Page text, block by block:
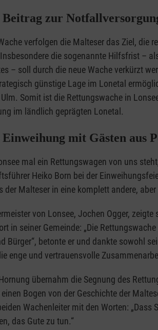
zur
verfolgen die Malteser das Ziel, die
die sogenannte Hilfsfrist –
– soll durch die neue Wache verkürzt
günstige Lage im Lonetal
Somit ist die Rettungswache in
im ländlich geprägten Lonetal.
mit Gästen aus
mal ein Rettungswagen von uns
Heiko Born bei der
der Malteser in eine komplett andere,
von Lonsee, Jochen Ogger,
in seiner Gemeinde: „Die
Bürger“, betonte er und dankte sowohl
enge und vertrauensvolle
übernahm die Segnung des
Bogen von der Geschichte der
Wachenleiter mit den Worten:
das Gute zu tun.“